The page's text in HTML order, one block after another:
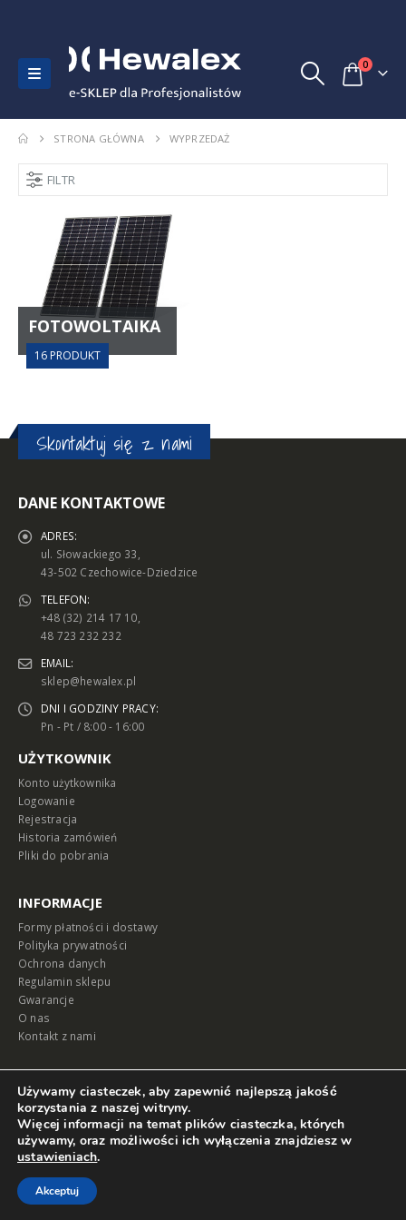
0
STRONA GŁÓWNA WYPRZEDAŻ
FILTR
FOTOWOLTAIKA
16 PRODUKT
Skontaktuj się z nami
DANE KONTAKTOWE
ADRES:
ul. Słowackiego 33,
43-502 Czechowice-Dziedzice
TELEFON:
+48 (32) 214 17 10,
48 723 232 232
EMAIL:
sklep@hewalex.pl
DNI I GODZINY PRACY:
Pn - Pt / 8:00 - 16:00
UŻYTKOWNIK
Konto użytkownika
Logowanie
Rejestracja
Historia zamówień
Pliki do pobrania
INFORMACJE
Formy płatności i dostawy
Polityka prywatności
Ochrona danych
Regulamin sklepu
Gwarancje
O nas
Kontakt z nami
MAPA
© Hewalex 2023. Wszystkie prawa zastrzeżone
Używamy ciasteczek, aby zapewnić najlepszą jakość
korzystania z naszej witryny.
Więcej informacji na temat plików ciasteczka, których
używamy, oraz możliwości ich wyłączenia znajdziesz w
ustawieniach.
Akceptuj